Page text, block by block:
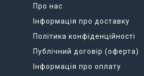
Про нас
Інформація про доставку
Політика конфіденційності
Публічний договір (оферта)
Інформація про оплату